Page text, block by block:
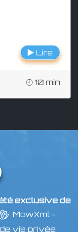
Lire
10 min
exclusive de
MowXml -
vie privée